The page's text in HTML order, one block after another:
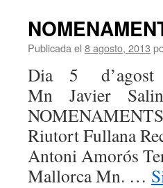
Publicada el 8 agosto, 2013
Dia 5 d’agost
Mn Javier
Riutort Fullana
Antoni Amorós
Mallorca Mn. …